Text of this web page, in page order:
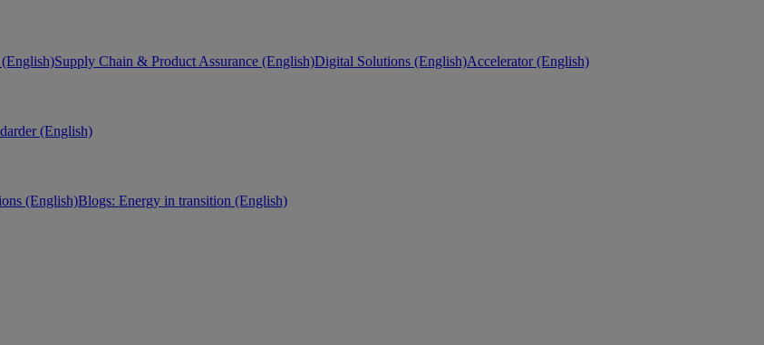
Supply Chain & Product Assurance (English)Digital Solutions (English)Accelerator (English)
(English)
(English)Blogs: Energy in transition (English)